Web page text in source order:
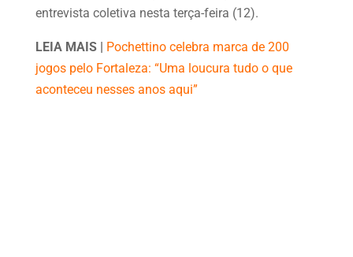
entrevista coletiva nesta terça-feira (12).
LEIA MAIS | Pochettino celebra marca de 200
jogos pelo Fortaleza: “Uma loucura tudo o que
aconteceu nesses anos aqui”